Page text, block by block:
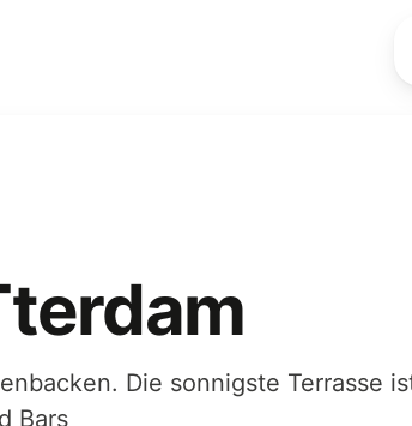
Die sonnigste Terrasse
Bars